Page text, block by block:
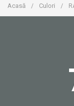
Acasă / Culori /